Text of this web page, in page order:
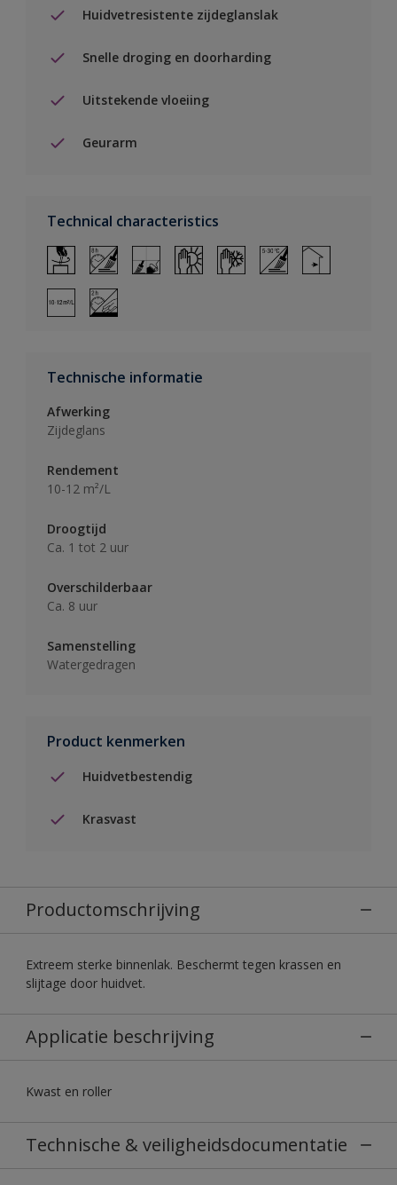
Huidvetresistente zijdeglanslak
Snelle droging en doorharding
Uitstekende vloeiing
Geurarm
Technical characteristics
Technische informatie
Afwerking
Zijdeglans
Rendement
10-12 m²/L
Droogtijd
Ca. 1 tot 2 uur
Overschilderbaar
Ca. 8 uur
Samenstelling
Watergedragen
Product kenmerken
Huidvetbestendig
Krasvast
Productomschrijving
Extreem sterke binnenlak. Beschermt tegen krassen en
slijtage door huidvet.
Applicatie beschrijving
Kwast en roller
Technische & veiligheidsdocumentatie